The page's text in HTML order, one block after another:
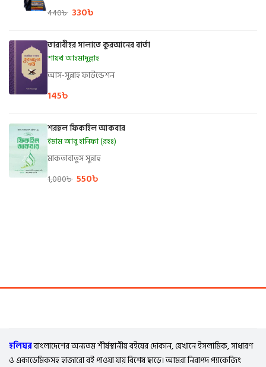
440৳ 330৳
তারাবীহর সালাতে কুরআনের বার্তা
শায়খ আহমাদুল্লাহ
আস-সুন্নাহ ফাউন্ডেশন
145৳
শরহুল ফিকহিল আকবার
ইমাম আবু হানিফা (রহঃ)
মাকতাবাতুস সুন্নাহ
1,080৳ 550৳
হলিঘরবাংলাদেশের অন্যতম শীর্ষস্থানীয় বইয়ের দোকান, যেখানে ইসলামিক, সাধারণ
ও একাডেমিকসহ হাজারো বই পাওয়া যায় বিশেষ ছাড়ে। আমরা নিরাপদ প্যাকেজিং